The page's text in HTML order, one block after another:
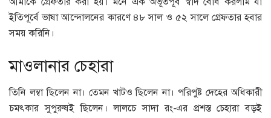
ইতিপূর্বে ভাষা আন্দোলনের কারণে ৪৮ সাল ও ৫২ সালে গ্রেফতার হবার
সময় করিনি।
মাওলানার চেহারা
তিনি লম্বা ছিলেন না। তেমন খাটও ছিলেন না। পরিপুষ্ট দেহের অধিকারী
চমৎকার সুপুরুষই ছিলেন। লালচে সাদা রং-এর প্রশস্ত চেহারা বড়ই